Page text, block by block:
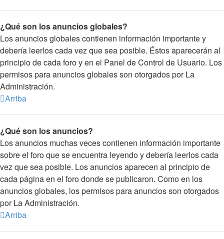
¿Qué son los anuncios globales?
Los anuncios globales contienen información importante y
debería leerlos cada vez que sea posible. Éstos aparecerán al
principio de cada foro y en el Panel de Control de Usuario. Los
permisos para anuncios globales son otorgados por La
Administración.
Arriba
¿Qué son los anuncios?
Los anuncios muchas veces contienen información importante
sobre el foro que se encuentra leyendo y debería leerlos cada
vez que sea posible. Los anuncios aparecen al principio de
cada página en el foro donde se publicaron. Como en los
anuncios globales, los permisos para anuncios son otorgados
por La Administración.
Arriba